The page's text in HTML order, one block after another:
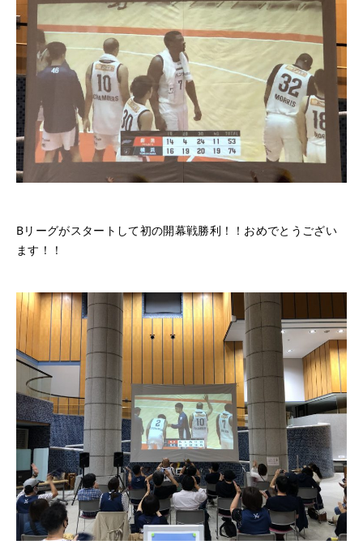
Bリーグがスタートして初の開幕戦勝利！！おめでとうござい
ます！！